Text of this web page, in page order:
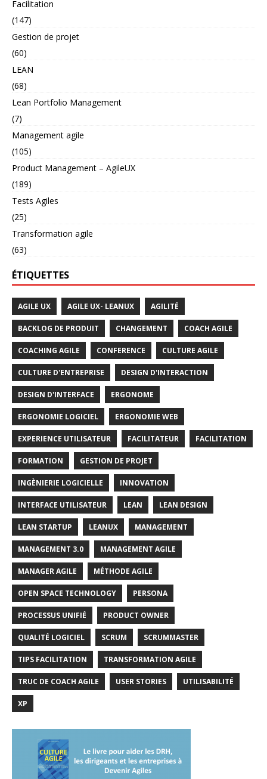
Facilitation
(147)
Gestion de projet
(60)
LEAN
(68)
Lean Portfolio Management
(7)
Management agile
(105)
Product Management – AgileUX
(189)
Tests Agiles
(25)
Transformation agile
(63)
ÉTIQUETTES
AGILE UX AGILE UX- LEANUX AGILITÉ
BACKLOG DE PRODUIT CHANGEMENT COACH AGILE
COACHING AGILE CONFERENCE CULTURE AGILE
CULTURE D'ENTREPRISE DESIGN D'INTERACTION
DESIGN D'INTERFACE ERGONOME
ERGONOMIE LOGICIEL ERGONOMIE WEB
EXPERIENCE UTILISATEUR FACILITATEUR FACILITATION
FORMATION GESTION DE PROJET
INGÈNIERIE LOGICIELLE INNOVATION
INTERFACE UTILISATEUR LEAN LEAN DESIGN
LEAN STARTUP LEANUX MANAGEMENT
MANAGEMENT 3.0 MANAGEMENT AGILE
MANAGER AGILE MÉTHODE AGILE
OPEN SPACE TECHNOLOGY PERSONA
PROCESSUS UNIFIÉ PRODUCT OWNER
QUALITÉ LOGICIEL SCRUM SCRUMMASTER
TIPS FACILITATION TRANSFORMATION AGILE
TRUC DE COACH AGILE USER STORIES UTILISABILITÉ
XP